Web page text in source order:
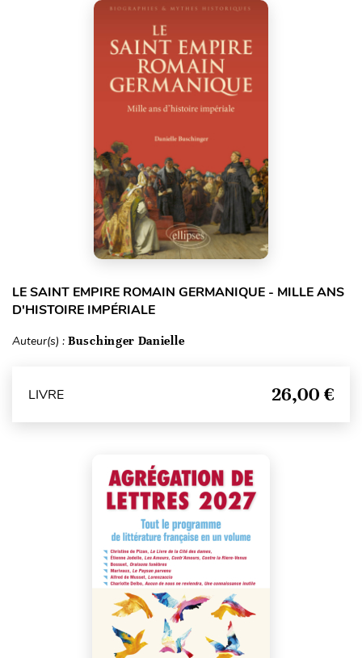
LE SAINT EMPIRE ROMAIN GERMANIQUE - MILLE ANS
D'HISTOIRE IMPÉRIALE
Auteur(s) : Buschinger Danielle
LIVRE 26,00 €